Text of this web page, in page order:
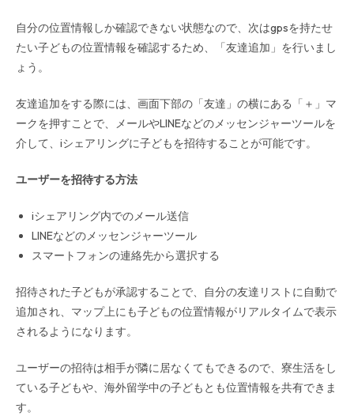
自分の位置情報しか確認できない状態なので、次はgpsを持たせ
たい子どもの位置情報を確認するため、「友達追加」を行いまし
ょう。
友達追加をする際には、画面下部の「友達」の横にある「＋」マ
ークを押すことで、メールやLINEなどのメッセンジャーツールを
介して、iシェアリングに子どもを招待することが可能です。
ユーザーを招待する方法
iシェアリング内でのメール送信
LINEなどのメッセンジャーツール
スマートフォンの連絡先から選択する
招待された子どもが承認することで、自分の友達リストに自動で
追加され、マップ上にも子どもの位置情報がリアルタイムで表示
されるようになります。
ユーザーの招待は相手が隣に居なくてもできるので、寮生活をし
ている子どもや、海外留学中の子どもとも位置情報を共有できま
す。